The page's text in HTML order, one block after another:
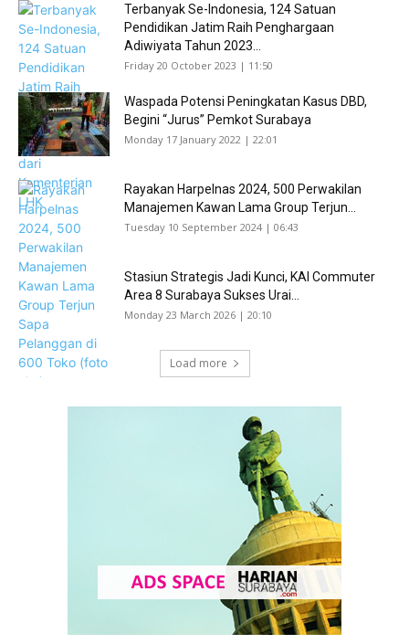
Terbanyak Se-Indonesia, 124 Satuan
Pendidikan Jatim Raih Penghargaan
Adiwiyata Tahun 2023...
Friday 20 October 2023 | 11:50
Waspada Potensi Peningkatan Kasus DBD,
Begini “Jurus” Pemkot Surabaya
Monday 17 January 2022 | 22:01
Rayakan Harpelnas 2024, 500 Perwakilan
Manajemen Kawan Lama Group Terjun...
Tuesday 10 September 2024 | 06:43
Stasiun Strategis Jadi Kunci, KAI Commuter
Area 8 Surabaya Sukses Urai...
Monday 23 March 2026 | 20:10
Load more